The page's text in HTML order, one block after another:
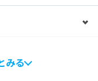
みる